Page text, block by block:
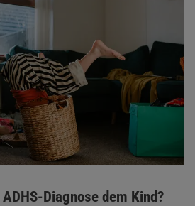
Diagnose dem Kind?